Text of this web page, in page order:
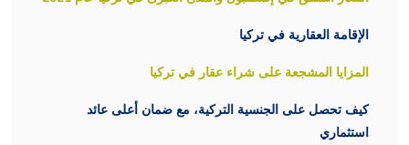
الإقامة العقارية في تركيا
المزايا المشجعة على شراء عقار في تركيا
كيف تحصل على الجنسية التركية، مع ضمان أعلى عائد
استثماري